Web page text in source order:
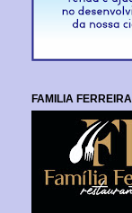
FAMILIA FERREIRA